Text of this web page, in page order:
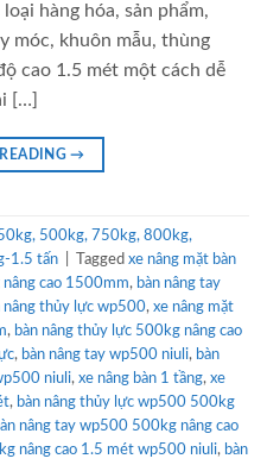
hàng hóa, sản phẩm,
móc, khuôn mẫu, thùng
cao 1.5 mét một cách dễ
[…]
→
500kg, 750kg, 800kg,
1.5 tấn Tagged xe nâng mặt bàn
cao 1500mm, bàn nâng tay
nâng thủy lực wp500, xe nâng mặt
, bàn nâng thủy lực 500kg nâng cao
, bàn nâng tay wp500 niuli, bàn
niuli, xe nâng bàn 1 tầng, xe
, bàn nâng thủy lực wp500 500kg
nâng tay wp500 500kg nâng cao
nâng cao 1.5 mét wp500 niuli, bàn